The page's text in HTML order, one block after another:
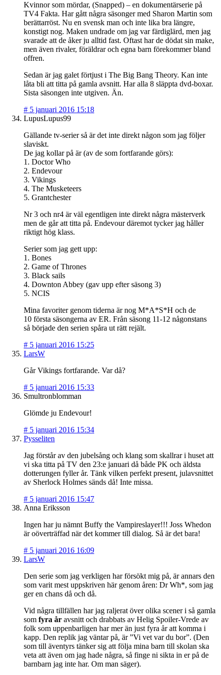
Kvinnor som mördar, (Snapped) – en dokumentärserie på
TV4 Fakta. Har gått några säsonger med Sharon Martin som
berättarröst. Nu en svensk man och inte lika bra längre,
konstigt nog. Maken undrade om jag var färdiglärd, men jag
svarade att de åker ju alltid fast. Oftast har de dödat sin make,
men även rivaler, föräldrar och egna barn förekommer bland
offren.
Sedan är jag galet förtjust i The Big Bang Theory. Kan inte
låta bli att titta på gamla avsnitt. Har alla 8 släppta dvd-boxar.
Sista säsongen inte utgiven. Än.
# 5 januari 2016 15:18
LupusLupus99
Gällande tv-serier så är det inte direkt någon som jag följer
slaviskt.
De jag kollar på är (av de som fortfarande görs):
1. Doctor Who
2. Endevour
3. Vikings
4. The Musketeers
5. Grantchester
Nr 3 och nr4 är väl egentligen inte direkt några mästerverk
men de går att titta på. Endevour däremot tycker jag håller
riktigt hög klass.
Serier som jag gett upp:
1. Bones
2. Game of Thrones
3. Black sails
4. Downton Abbey (gav upp efter säsong 3)
5. NCIS
Mina favoriter genom tiderna är nog M*A*S*H och de
10 första säsongerna av ER. Från säsong 11-12 någonstans
så började den serien spåra ut rätt rejält.
# 5 januari 2016 15:25
LarsW
Går Vikings fortfarande. Var då?
# 5 januari 2016 15:33
Smultronblomman
Glömde ju Endevour!
# 5 januari 2016 15:34
Pysseliten
Jag förstår av den jubelsång och klang som skallrar i huset att
vi ska titta på TV den 23:e januari då både PK och äldsta
dotterungen fyller år. Tänk vilken perfekt present, julavsnittet
av Sherlock Holmes sänds då! Inte missa.
# 5 januari 2016 15:47
Anna Eriksson
Ingen har ju nämnt Buffy the Vampireslayer!!! Joss Whedon
är oöverträffad när det kommer till dialog. Så är det bara!
# 5 januari 2016 16:09
LarsW
Den serie som jag verkligen har försökt mig på, är annars den
som varit mest uppskriven här genom åren: Dr Wh*, som jag
ger en chans då och då.
Vid några tillfällen har jag raljerat över olika scener i så gamla
som fyra år avsnitt och drabbats av Helig Spoiler-Vrede av
folk som uppenbarligen har mer än just fyra år att komma i
kapp. Den replik jag väntar på, är ”Vi vet var du bor”. (Den
som till äventyrs tänker sig att följa mina barn till skolan ska
veta att även om jag hade några, så finge ni sikta in er på de
barnbarn jag inte har. Om man säger).